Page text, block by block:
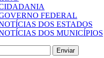
FEDERAL
DOS ESTADOS
DOS MUNICÍPIOS
Enviar